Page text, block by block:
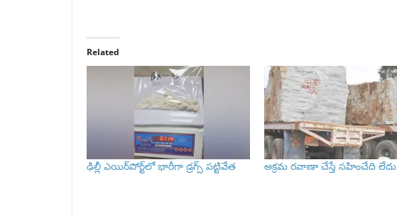
Related
ఢిల్లీ ఎయిర్‌పోర్ట్‌లో భారీగా డ్రగ్స్ పట్టివేత అక్రమ రవాణా చేస్తే సహించేది లేదు